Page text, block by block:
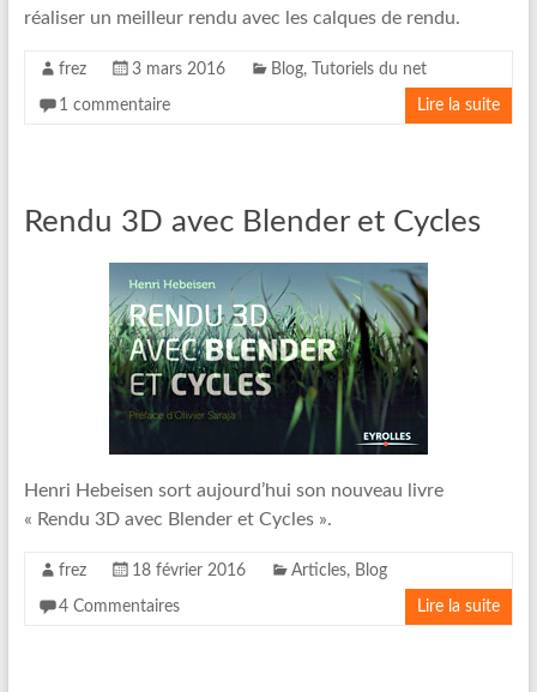
réaliser un meilleur rendu avec les calques de rendu.
frez 3 mars 2016 Blog, Tutoriels du net
1 commentaire Lire la suite
Rendu 3D avec Blender et Cycles
Henri Hebeisen sort aujourd’hui son nouveau livre
« Rendu 3D avec Blender et Cycles ».
frez 18 février 2016 Articles, Blog
4 Commentaires Lire la suite